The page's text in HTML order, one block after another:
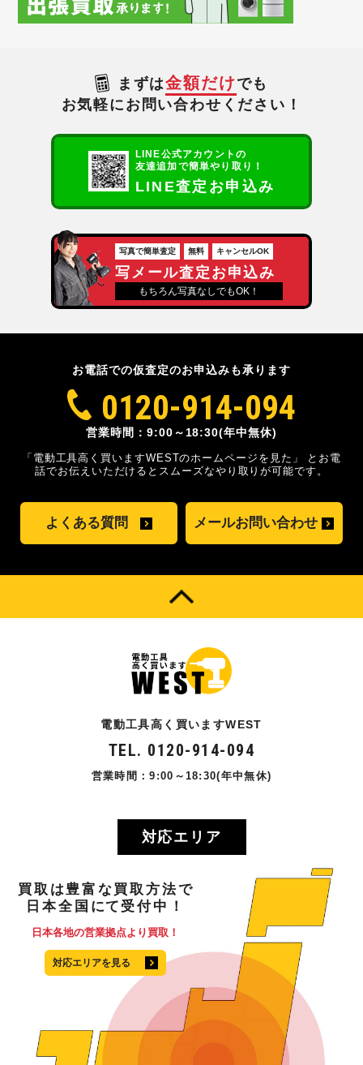
まずは金額だけ でも
お気軽にお問い合わせください！
LINE公式アカウントの
友達追加で簡単やり取り！
LINE査定お申込み
写真で簡単査定 無料 キャンセルOK
写メール査定お申込み
もちろん写真なしでもOK！
お電話での仮査定のお申込みも承ります
0120-914-094
営業時間：9:00～18:30(年中無休)
「電動工具高く買いますWESTのホームページを見た」
とお電
話でお伝えいただけるとスムーズなやり取りが可能です。
よくある質問 メールお問い合わせ
電動工具高く買いますWEST
TEL. 0120-914-094
営業時間：9:00～18:30(年中無休)
対応エリア
買取 は 豊富な買取方法で
日本全国 にて 受付中！
日本各地の営業拠点より買取！
対応エリアを見る